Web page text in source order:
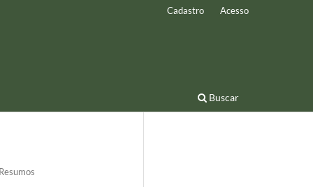
Buscar
Cadastro Acesso